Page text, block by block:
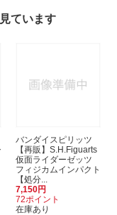
ています
バンダイスピリッツ
【再販】S.H.Figuarts
仮面ライダーゼッツ
フィジカムインパクト
【処分...
7,150円
72ポイント
在庫あり